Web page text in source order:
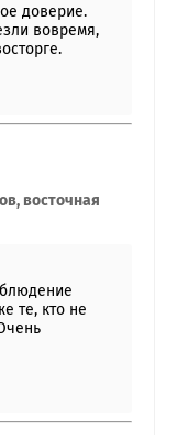
доверие.
вовремя,
восточная
те, кто не